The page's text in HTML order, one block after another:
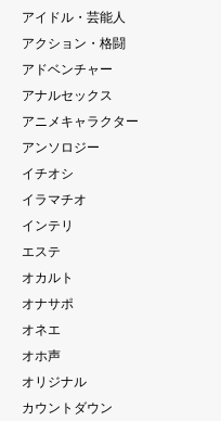
アイドル・芸能人
アクション・格闘
アドベンチャー
アナルセックス
アニメキャラクター
アンソロジー
イチオシ
イラマチオ
インテリ
エステ
オカルト
オナサポ
オネエ
オホ声
オリジナル
カウントダウン